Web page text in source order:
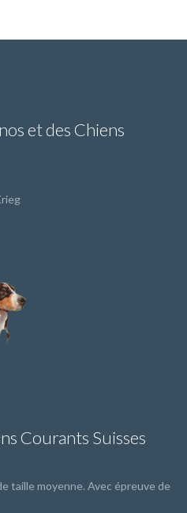
et des Chiens
Courants Suisses
taille moyenne. Avec épreuve de